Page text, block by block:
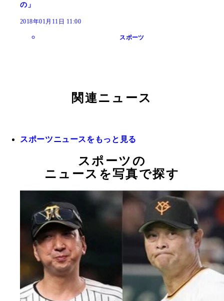
の」
2018年01月11日 11:00
スポーツ
関連ニュース
スポーツニュースをもっと見る
スポーツの
ニュースを写真で探す